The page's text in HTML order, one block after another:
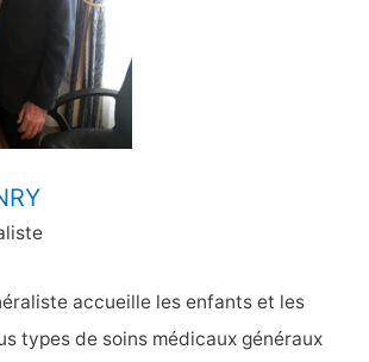
accueille les enfants et les
types de soins médicaux généraux